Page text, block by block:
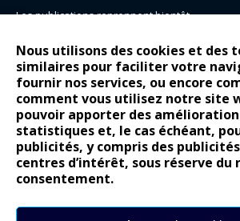
Nous utilisons des cookies et des
similaires pour faciliter votre
fournir nos services, ou encore
comment vous utilisez notre site
pouvoir apporter des
statistiques et, le cas échéant,
publicités, y compris des
centres d’intérêt, sous réserve du
consentement.
Les publications reprennent bientôt…
14 juillet : nouveau film de marque pour
Renault Espace : voyage, voyage…
Peugeot E-208 GTi : naissance d’une légende
COMMENTAIRES RÉCENTS
Bernard Dardartdans
Gilly